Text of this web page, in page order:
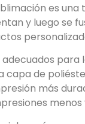
es
y luego se
capa de
más